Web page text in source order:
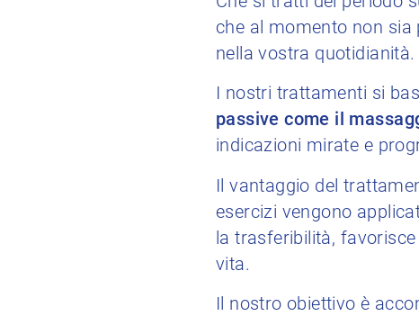
che al momento non
nella vostra quotidianità.
I nostri trattamenti si
passive come il
indicazioni mirate e
Il vantaggio del
esercizi vengono
la trasferibilità,
vita.
Il nostro obiettivo è